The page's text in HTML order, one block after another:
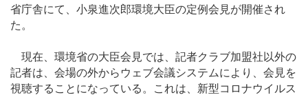
省庁舎にて、小泉進次郎環境大臣の定例会見が開催され
た。
現在、環境省の大臣会見では、記者クラブ加盟社以外の
記者は、会場の外からウェブ会議システムにより、会見を
視聴することになっている。これは、新型コロナウイルス